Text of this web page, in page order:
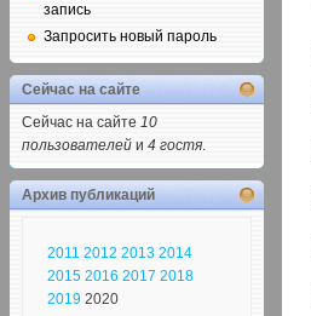
запись
Запросить новый пароль
Сейчас на сайте
Сейчас на сайте 10
пользователей и 4 гостя.
Архив публикаций
2011 2012 2013 2014
2015 2016 2017 2018
2019 2020